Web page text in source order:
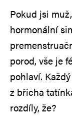
Pokud jsi
hormonální
porod, vše je
pohlaví.
z břicha
rozdíly, že?